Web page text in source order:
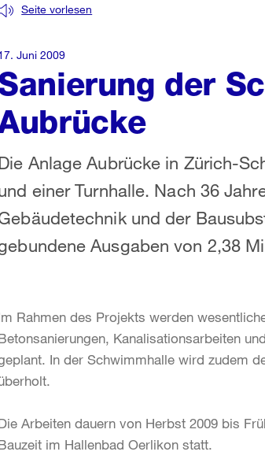
der
Seite vorlesen
Anlage Aubrücke in Zürich-
einer Turnhalle. Nach 36
und der
Ausgaben von 2,38
Juni 2009
Rahmen des Projekts werden
Kanalisationsarbeiten
In der Schwimmhalle wird zudem
Arbeiten dauern von Herbst 2009 bis
im Hallenbad Oerlikon statt.